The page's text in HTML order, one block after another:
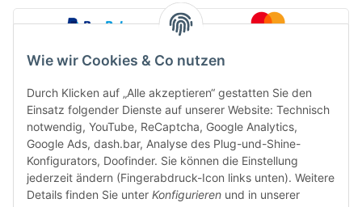
Wie wir Cookies & Co nutzen
Durch Klicken auf „Alle akzeptieren“ gestatten Sie den
Einsatz folgender Dienste auf unserer Website: Technisch
notwendig, YouTube, ReCaptcha, Google Analytics,
Google Ads, dash.bar, Analyse des Plug-und-Shine-
Konfigurators, Doofinder. Sie können die Einstellung
jederzeit ändern (Fingerabdruck-Icon links unten). Weitere
Details finden Sie unter Konfigurieren und in unserer